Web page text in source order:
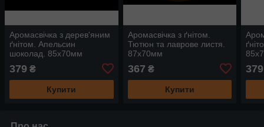
Аромасвічка з дерев'яним
ґнітом. Апельсин
шоколад. 85х70мм
379 ₴
Купити
Аромасвічка з ґнітом.
Тютюн та лаврове листя.
87х70мм
367 ₴
Купити
379